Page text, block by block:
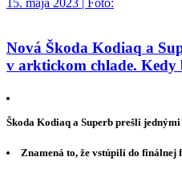
Nová Škoda Kodiaq a
v arktickom chlade. Kedy
Škoda Kodiaq a Superb prešli
Znamená to, že vstúpili do finálnej